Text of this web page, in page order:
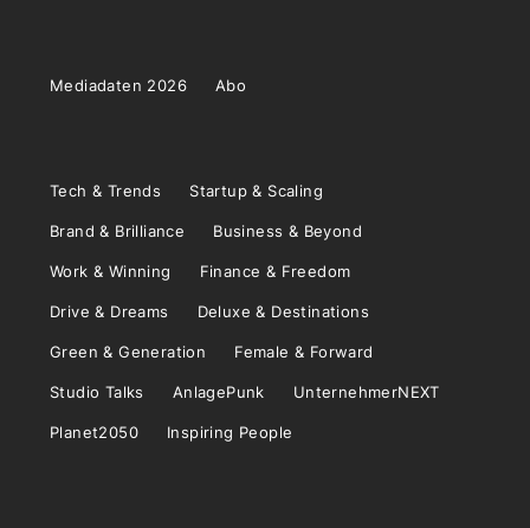
Mediadaten 2026 Abo
Tech & Trends Startup & Scaling
Brand & Brilliance Business & Beyond
Work & Winning Finance & Freedom
Drive & Dreams Deluxe & Destinations
Green & Generation Female & Forward
Studio Talks AnlagePunk UnternehmerNEXT
Planet2050 Inspiring People